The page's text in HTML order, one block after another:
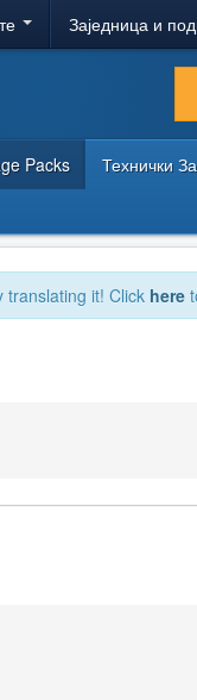
Заједница и
Packs Технички
translating it! Click here